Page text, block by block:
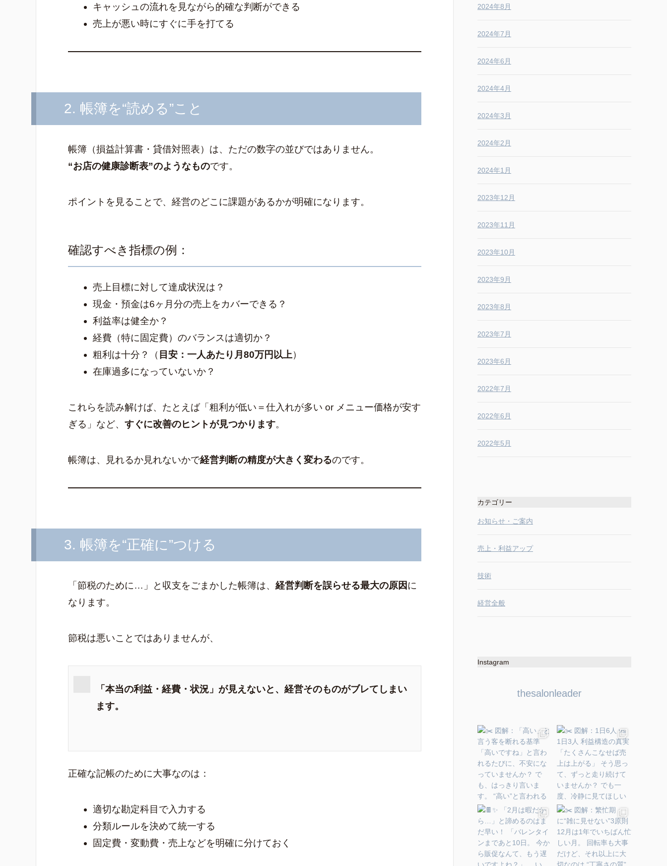
キャッシュの流れを見ながら的確な判断ができる
売上が悪い時にすぐに手を打てる
2. 帳簿を“読める”こと
帳簿（損益計算書・貸借対照表）は、ただの数字の並びではありません。
“お店の健康診断表”のようなものです。
ポイントを見ることで、経営のどこに課題があるかが明確になります。
確認すべき指標の例：
売上目標に対して達成状況は？
現金・預金は6ヶ月分の売上をカバーできる？
利益率は健全か？
経費（特に固定費）のバランスは適切か？
粗利は十分？（ 目安：一人あたり月80万円以上）
在庫過多になっていないか？
これらを読み解けば、たとえば「粗利が低い＝仕入れが多い or メニュー価格が安す
ぎる」など、 すぐに改善のヒントが見つかります。
帳簿は、見れるか見れないかで経営判断の精度が大きく変わるのです。
3. 帳簿を“正確に”つける
「節税のために…」と収支をごまかした帳簿は、 経営判断を誤らせる最大の原因に
なります。
節税は悪いことではありませんが、
「本当の利益・経費・状況」が見えないと、経営そのものがブレてしまい
ます。
正確な記帳のために大事なのは：
適切な勘定科目で入力する
分類ルールを決めて統一する
固定費・変動費・売上などを明確に分けておく
2024年8月
2024年7月
2024年6月
2024年4月
2024年3月
2024年2月
2024年1月
2023年12月
2023年11月
2023年10月
2023年9月
2023年8月
2023年7月
2023年6月
2022年7月
2022年6月
2022年5月
カテゴリー
お知らせ・ご案内
売上・利益アップ
技術
経営全般
Instagram
thesalonleader